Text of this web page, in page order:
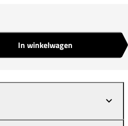
In winkelwagen